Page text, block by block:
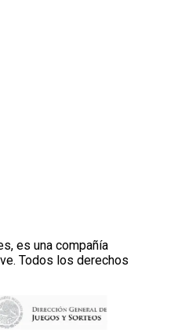
es una compañía
Todos los derechos